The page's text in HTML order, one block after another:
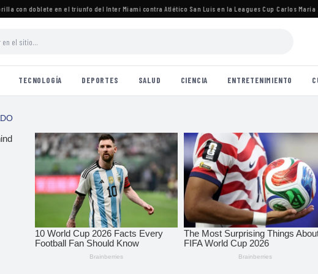
doblete en el triunfo del Inter Miami contra Atlético San Luis en la Leagues Cup ·Carlos María
TECNOLOGÍA DEPORTES SALUD CIENCIA ENTRETENIMIENTO